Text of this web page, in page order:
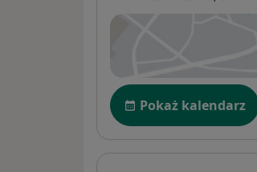
Dostępność
Pokaż kalendarz